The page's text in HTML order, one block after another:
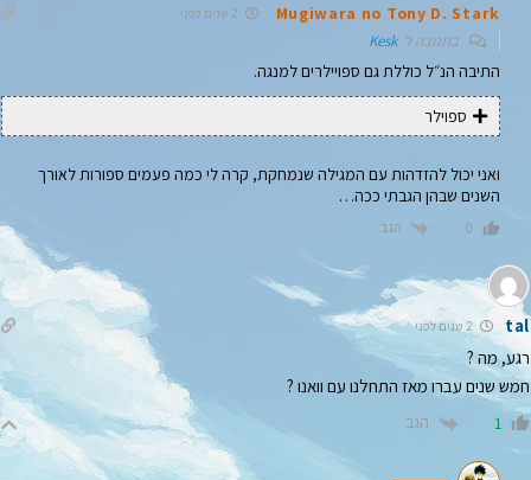
Mugiwara no Tony D. Stark
בתגובה לKesk
התיבה הנ״ל כוללת גם ספויילרים למנגה.
ספוילר
ואני יכול להזדהות עם המגילה שנמחקת, קרה לי כמה פעמים ספורות לאורך
השנים שבהן הגבתי ככה…
0 הגב
tal
רגע, מה ?
חמש שנים עברו מאז התחלנו עם וואנו ?
1 הגב